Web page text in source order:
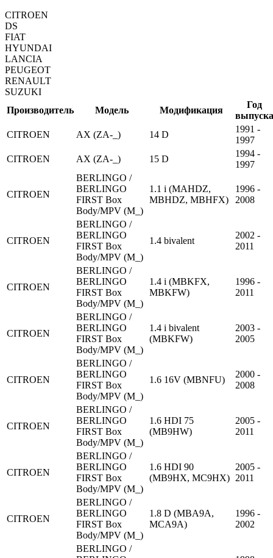
CITROEN
DS
FIAT
HYUNDAI
LANCIA
PEUGEOT
RENAULT
SUZUKI
Производитель
Модель Модификация
Год
выпуска
CITROEN
AX (ZA-_) 14 D
1991 -
1997
CITROEN
AX (ZA-_) 15 D
1994 -
1997
CITROEN
BERLINGO /
BERLINGO
FIRST Box
Body/MPV (M_)
1.1 i (MAHDZ,
MBHDZ, MBHFX)
1996 -
2008
CITROEN
BERLINGO /
BERLINGO
FIRST Box
Body/MPV (M_)
1.4 bivalent
2002 -
2011
CITROEN
BERLINGO /
BERLINGO
FIRST Box
Body/MPV (M_)
1.4 i (MBKFX,
MBKFW)
1996 -
2011
CITROEN
BERLINGO /
BERLINGO
FIRST Box
Body/MPV (M_)
1.4 i bivalent
(MBKFW)
2003 -
2005
CITROEN
BERLINGO /
BERLINGO
FIRST Box
Body/MPV (M_)
1.6 16V (MBNFU)
2000 -
2008
CITROEN
BERLINGO /
BERLINGO
FIRST Box
Body/MPV (M_)
1.6 HDI 75
(MB9HW)
2005 -
2011
CITROEN
BERLINGO /
BERLINGO
FIRST Box
Body/MPV (M_)
1.6 HDI 90
(MB9HX, MC9HX)
2005 -
2011
CITROEN
BERLINGO /
BERLINGO
FIRST Box
Body/MPV (M_)
1.8 D (MBA9A,
MCA9A)
1996 -
2002
BERLINGO /